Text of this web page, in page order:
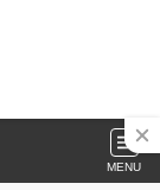
MENU